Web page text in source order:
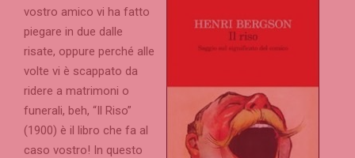
vostro amico vi ha fatto
piegare in due dalle
risate, oppure perché alle
volte vi è scappato da
ridere a matrimoni o
funerali, beh, “Il Riso”
(1900) è il libro che fa al
caso vostro! In questo